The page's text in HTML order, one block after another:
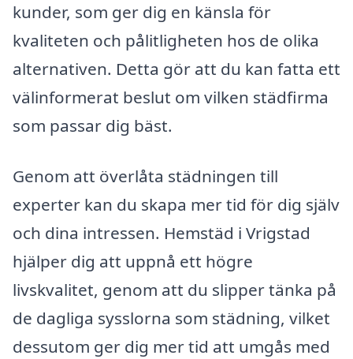
kunder, som ger dig en känsla för
kvaliteten och pålitligheten hos de olika
alternativen. Detta gör att du kan fatta ett
välinformerat beslut om vilken städfirma
som passar dig bäst.
Genom att överlåta städningen till
experter kan du skapa mer tid för dig själv
och dina intressen. Hemstäd i Vrigstad
hjälper dig att uppnå ett högre
livskvalitet, genom att du slipper tänka på
de dagliga sysslorna som städning, vilket
dessutom ger dig mer tid att umgås med